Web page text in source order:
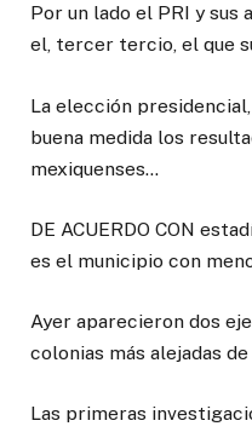
Por un lado el PRI y sus
el, tercer tercio, el que
La elección
buena medida los
mexiquenses…
DE ACUERDO CON
es el municipio con
Ayer aparecieron dos
colonias más alejadas
Las primeras